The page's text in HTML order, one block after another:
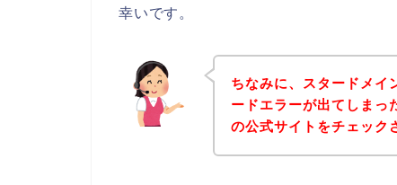
幸いです。
ちなみに、スタードメイ
ードエラーが出てしまっ
の公式サイトをチェック